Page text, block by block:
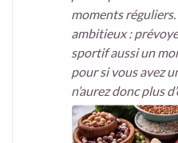
moments
ambitieux :
sportif aussi un
pour si vous avez
n’aurez donc plus